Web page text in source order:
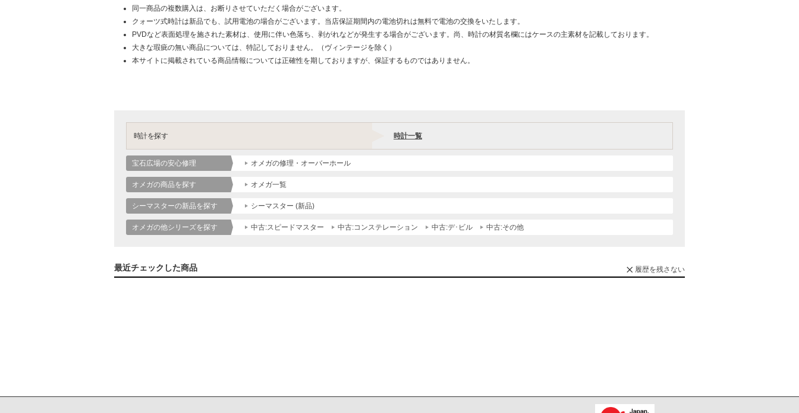
同一商品の複数購入は、お断りさせていただく場合がございます。
クォーツ式時計は新品でも、試用電池の場合がございます。当店保証期間内の電池切れは無料で電池の交換をいたします。
PVDなど表面処理を施された素材は、使用に伴い色落ち、剥がれなどが発生する場合がございます。尚、時計の材質名欄にはケースの主素材を記載しております。
大きな瑕疵の無い商品については、特記しておりません。（ヴィンテージを除く）
本サイトに掲載されている商品情報については正確性を期しておりますが、保証するものではありません。
時計を探す 時計一覧
宝石広場の安心修理 オメガの修理・オーバーホール
オメガの商品を探す オメガ一覧
シーマスターの新品を探す シーマスター (新品)
オメガの他シリーズを探す 中古:スピードマスター 中古:コンステレーション 中古:デ･ビル 中古:その他
最近チェックした商品 履歴を残さない